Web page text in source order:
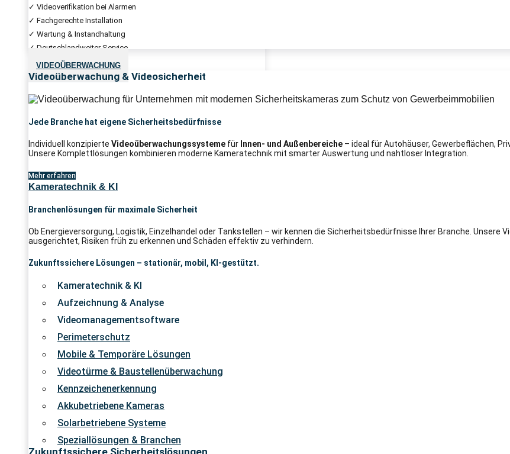
✓ Videoverifikation bei Alarmen
✓ Fachgerechte Installation
✓ Wartung & Instandhaltung
✓ Deutschlandweiter Service
VIDEOÜBERWACHUNG
Videoüberwachung & Videosicherheit
Jede Branche hat eigene Sicherheitsbedürfnisse
Individuell konzipierte Videoüberwachungssysteme für Innen- und Außenbereiche – ideal für Autohäuser, Gewerbeflächen,
Unsere Komplettlösungen kombinieren moderne Kameratechnik mit smarter Auswertung und nahtloser Integration.
Mehr erfahren
Kameratechnik & KI
Branchenlösungen für maximale Sicherheit
Ob Energieversorgung, Logistik, Einzelhandel oder Tankstellen – wir kennen die Sicherheitsbedürfnisse Ihrer Branche. Unsere
ausgerichtet, Risiken früh zu erkennen und Schäden effektiv zu verhindern.
Zukunftssichere Lösungen – stationär, mobil, KI-gestützt.
Kameratechnik & KI
Aufzeichnung & Analyse
Videomanagementsoftware
Perimeterschutz
Mobile & Temporäre Lösungen
Videotürme & Baustellenüberwachung
Kennzeichenerkennung
Akkubetriebene Kameras
Solarbetriebene Systeme
Speziallösungen & Branchen
Zukunftssichere Sicherheitslösungen